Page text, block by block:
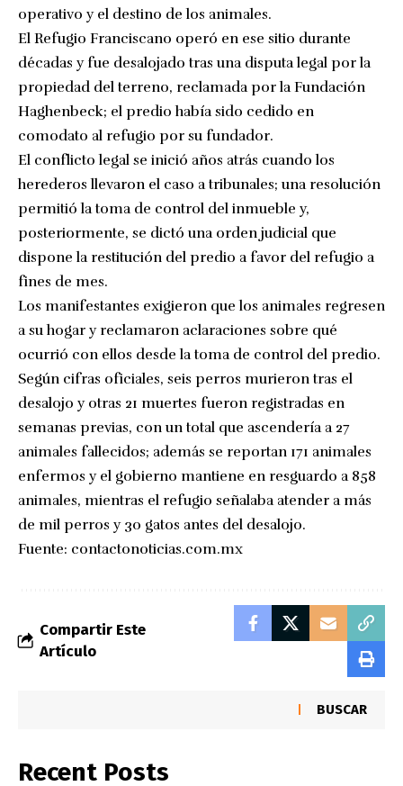
operativo y el destino de los animales.
El Refugio Franciscano operó en ese sitio durante
décadas y fue desalojado tras una disputa legal por la
propiedad del terreno, reclamada por la Fundación
Haghenbeck; el predio había sido cedido en
comodato al refugio por su fundador.
El conflicto legal se inició años atrás cuando los
herederos llevaron el caso a tribunales; una resolución
permitió la toma de control del inmueble y,
posteriormente, se dictó una orden judicial que
dispone la restitución del predio a favor del refugio a
fines de mes.
Los manifestantes exigieron que los animales regresen
a su hogar y reclamaron aclaraciones sobre qué
ocurrió con ellos desde la toma de control del predio.
Según cifras oficiales, seis perros murieron tras el
desalojo y otras 21 muertes fueron registradas en
semanas previas, con un total que ascendería a 27
animales fallecidos; además se reportan 171 animales
enfermos y el gobierno mantiene en resguardo a 858
animales, mientras el refugio señalaba atender a más
de mil perros y 30 gatos antes del desalojo.
Fuente: contactonoticias.com.mx
Compartir Este
Artículo
BUSCAR
Recent Posts